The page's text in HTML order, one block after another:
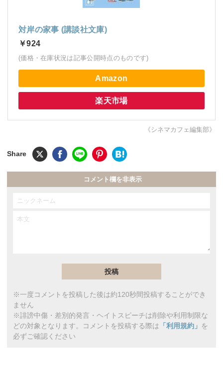
対岸の家事 (講談社文庫)
￥924
(価格・在庫状況は記事公開時点のものです)
Amazon
楽天市場
《シネマカフェ編集部》
コメント欄を非表示
※一度コメントを投稿した後は約120秒間投稿することができ
ません
※誹謗中傷・差別的発言・ヘイトスピーチは削除や利用制限な
どの対象となります。コメントを投稿する際は 「利用規約」 を
必ずご確認ください